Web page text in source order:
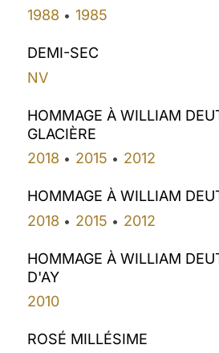
1988 • 1985
DEMI-SEC
NV
HOMMAGE À WILLIAM
GLACIÈRE
2018 • 2015 • 2012
HOMMAGE À WILLIAM
2018 • 2015 • 2012
HOMMAGE À WILLIAM
D'AY
2010
ROSÉ MILLÉSIME